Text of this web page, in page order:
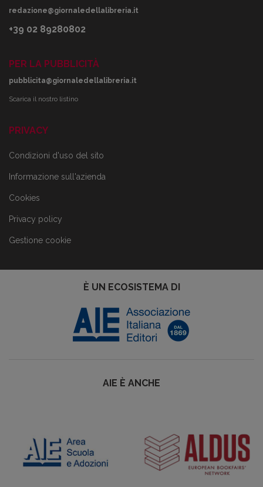
redazione@giornaledellalibreria.it
+39 02 89280802
PER LA PUBBLICITÀ
pubblicita@giornaledellalibreria.it
Scarica il nostro listino
PRIVACY
Condizioni d'uso del sito
Informazione sull'azienda
Cookies
Privacy policy
Gestione cookie
È UN ECOSISTEMA DI
AIE È ANCHE